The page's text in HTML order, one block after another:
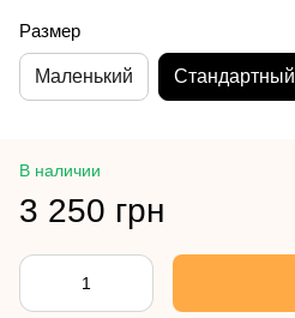
Размер
Маленький Стандартный
В наличии
3 250 грн